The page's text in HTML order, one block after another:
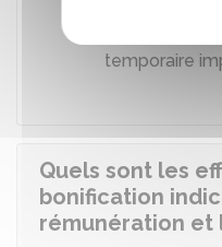
temporaire
Quels sont les
bonification
rémunération et